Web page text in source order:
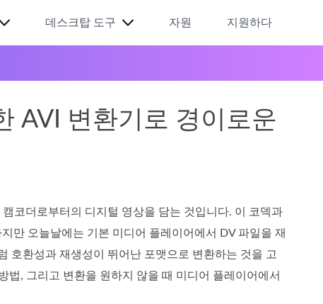
데스크탑 도구 자원 지원하다
AVI 변환기로 경이로운
코더로부터의 디지털 영상을 담는 것입니다. 이 코덱과
만 오늘날에는 기본 미디어 플레이어에서 DV 파일을 재
호환성과 재생성이 뛰어난 포맷으로 변환하는 것을 고
법, 그리고 변환을 원하지 않을 때 미디어 플레이어에서